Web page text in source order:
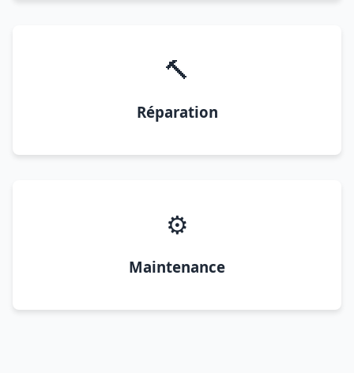
🔨
Réparation
⚙️
Maintenance